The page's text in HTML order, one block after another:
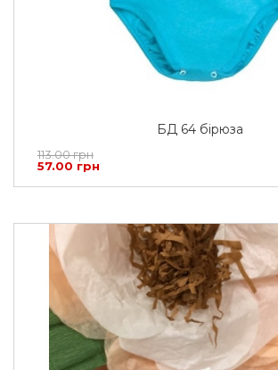
БД 64 бірюза
113.00 грн
57.00 грн